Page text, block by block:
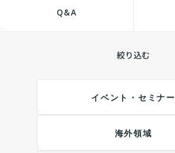
Q&A
絞り込む
イベント・セミナー
海外領域